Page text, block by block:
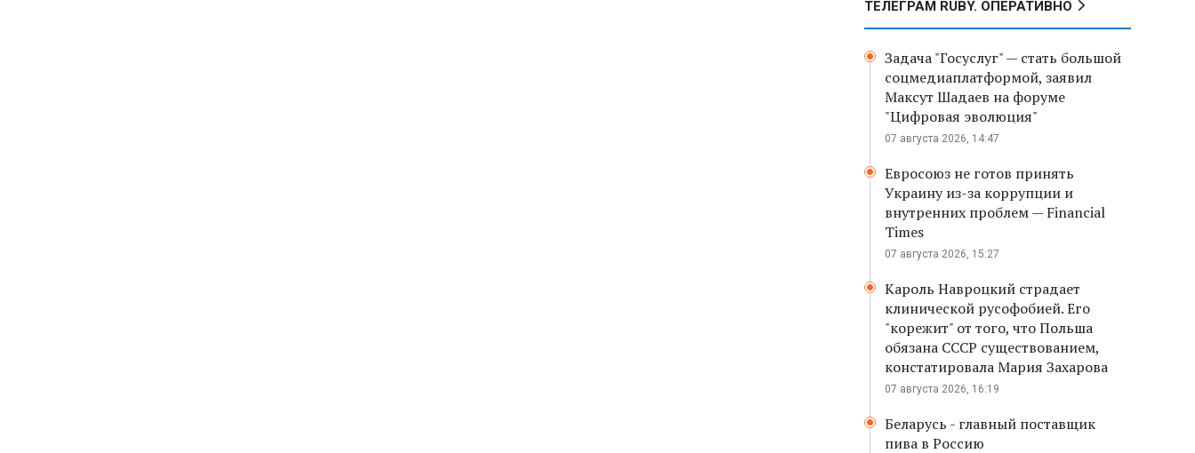
ТЕЛЕГРАМ RUBY. ОПЕРАТИВНО
Задача "Госуслуг" — стать большой
соцмедиаплатформой, заявил
Максут Шадаев на форуме
"Цифровая эволюция"
07 августа 2026, 14:47
Евросоюз не готов принять
Украину из-за коррупции и
внутренних проблем — Financial
Times
07 августа 2026, 15:27
Кароль Навроцкий страдает
клинической русофобией. Его
"корежит" от того, что Польша
обязана СССР существованием,
констатировала Мария Захарова
07 августа 2026, 16:19
Беларусь - главный поставщик
пива в Россию